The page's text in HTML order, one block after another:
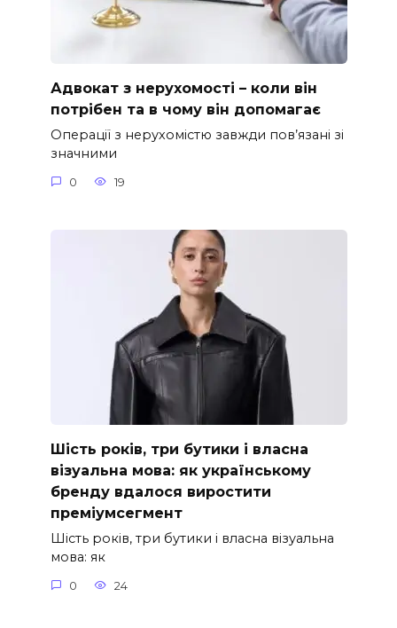
Адвокат з нерухомості – коли він
потрібен та в чому він допомагає
Операції з нерухомістю завжди пов’язані зі
значними
0 19
Шість років, три бутики і власна
візуальна мова: як українському
бренду вдалося виростити
преміумсегмент
Шість років, три бутики і власна візуальна
мова: як
0 24